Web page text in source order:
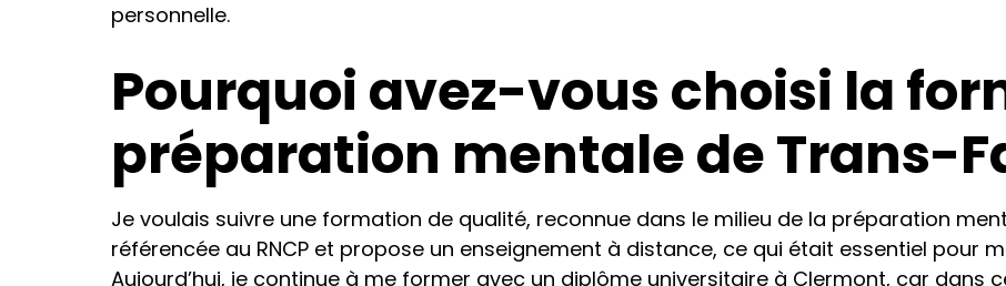
personnelle.
Pourquoi avez-vous choisi la
préparation mentale de Trans-
Je voulais suivre une formation de qualité, reconnue dans le milieu de la préparation
référencée au RNCP et propose un enseignement à distance, ce qui était essentiel pour
Aujourd’hui, je continue à me former avec un diplôme universitaire à Clermont, car dans